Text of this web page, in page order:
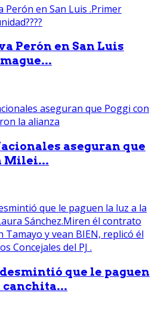
Perón en San Luis
aseguran que
Milei...
que le paguen
canchita...